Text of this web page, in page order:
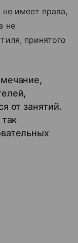
не имеет права,
не
принятого
от занятий.